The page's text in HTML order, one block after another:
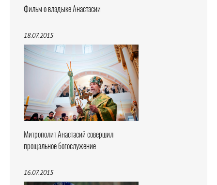
Фильм о владыке Анастасии
18.07.2015
Митрополит Анастасий совершил
прощальное богослужение
16.07.2015